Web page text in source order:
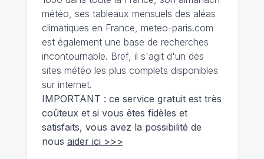
météo, ses tableaux mensuels des aléas
climatiques en France, meteo-paris.com
est également une base de recherches
incontournable. Bref, il s'agit d'un des
sites météo les plus complets disponibles
sur internet.
IMPORTANT : ce service gratuit est très
coûteux et si vous êtes fidèles et
satisfaits, vous avez la possibilité de
nous aider ici >>>